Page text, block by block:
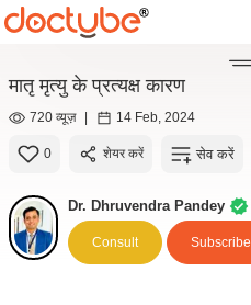
मातृ मृत्यु के प्रत्यक्ष कारण
720 व्यूज़ | 14 Feb, 2024
0 शेयर करें सेव करें
Dr. Dhruvendra Pandey
Consult Subscribe